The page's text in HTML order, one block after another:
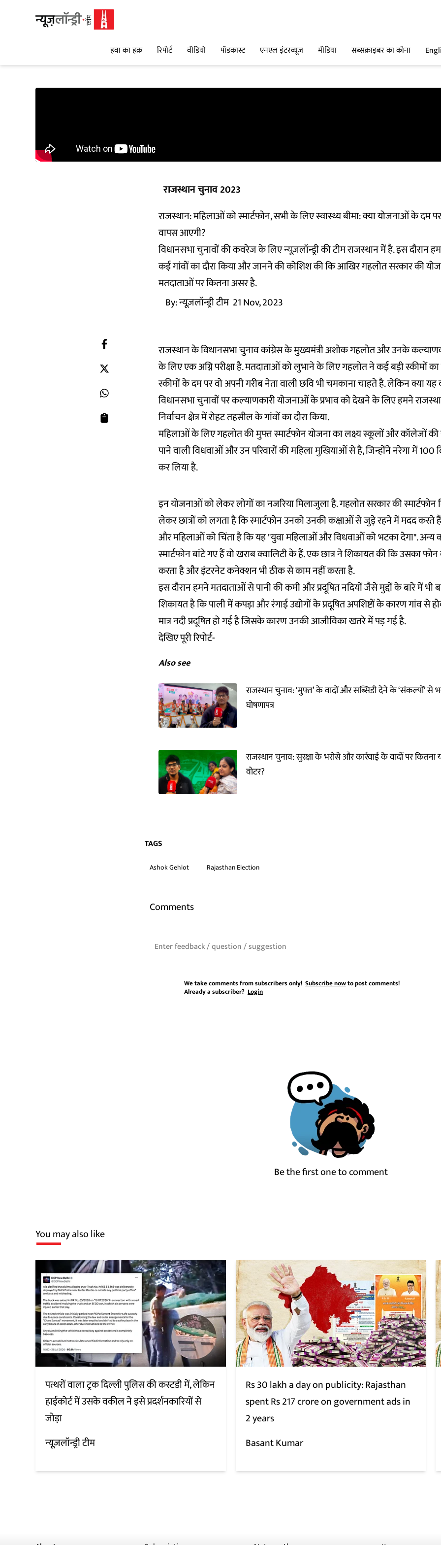
हवा का हक़ रिपोर्ट वीडियो पॉडकास्ट एनएल इंटरव्यूज मीडिया सब्सक्राइबर का कोना
राजस्थान चुनाव 2023
राजस्थान: महिलाओं को स्मार्टफोन, सभी के लिए स्वास्थ्य बीमा: क्या योजनाओं के दम
वापस आएगी?
विधानसभा चुनावों की कवरेज के लिए न्यूज़लॉन्ड्री की टीम राजस्थान में है. इस दौरान
कई गांवों का दौरा किया और जानने की कोशिश की कि आखिर गहलोत सरकार की
मतदाताओं पर कितना असर है.
By:न्यूज़लॉन्ड्री टीम 21 Nov, 2023
राजस्थान के विधानसभा चुनाव कांग्रेस के मुख्यमंत्री अशोक गहलोत और उनके
के लिए एक अग्नि परीक्षा है. मतदाताओं को लुभाने के लिए गहलोत ने कई बड़ी स्कीमों
स्कीमों के दम पर वो अपनी गरीब नेता वाली छवि भी चमकाना चाहते है. लेकिन क्या
विधानसभा चुनावों पर कल्याणकारी योजनाओं के प्रभाव को देखने के लिए हमने
निर्वाचन क्षेत्र में रोहट तहसील के गांवों का दौरा किया.
महिलाओं के लिए गहलोत की मुफ्त स्मार्टफोन योजना का लक्ष्य स्कूलों और कॉलेजों की
पाने वाली विधवाओं और उन परिवारों की महिला मुखियाओं से है, जिन्होंने नरेगा में 100
कर लिया है.
इन योजनाओं को लेकर लोगों का नजरिया मिलाजुला है. गहलोत सरकार की स्मार्टफोन
लेकर छात्रों को लगता है कि स्मार्टफोन उनको उनकी कक्षाओं से जुड़े रहने में मदद करते
और महिलाओं को चिंता है कि यह "युवा महिलाओं और विधवाओं को भटका देगा". अन्य
स्मार्टफोन बांटे गए हैं वो खराब क्वालिटी के हैं. एक छात्र ने शिकायत की कि उसका
करता है और इंटरनेट कनेक्शन भी ठीक से काम नहीं करता है.
इस दौरान हमने मतदाताओं से पानी की कमी और प्रदूषित नदियों जैसे मुद्दों के बारे में भी
शिकायत है कि पाली में कपड़ा और रंगाई उद्योगों के प्रदूषित अपशिष्टों के कारण गांव से
मात्र नदी प्रदूषित हो गई है जिसके कारण उनकी आजीविका खतरे में पड़ गई है.
देखिए पूरी रिपोर्ट-
Also see
राजस्थान चुनाव: ‘मुफ्त’ के वादों और सब्सिडी देने के ‘संकल्पों’ से
घोषणापत्र
राजस्थान चुनाव: सुरक्षा के भरोसे और कार्रवाई के वादों पर
वोटर?
TAGS
Ashok Gehlot Rajasthan Election
Comments
We take comments from subscribers only! Subscribe nowto post comments!
Already a subscriber? Login
Be the first one to comment
You may also like
पत्थरों वाला ट्रक दिल्ली पुलिस की कस्टडी में, लेकिन
हाईकोर्ट में उसके वकील ने इसे प्रदर्शनकारियों से
जोड़ा
न्यूज़लॉन्ड्री टीम
Rs 30 lakh a day on publicity: Rajasthan
spent Rs 217 crore on government ads in
2 years
Basant Kumar